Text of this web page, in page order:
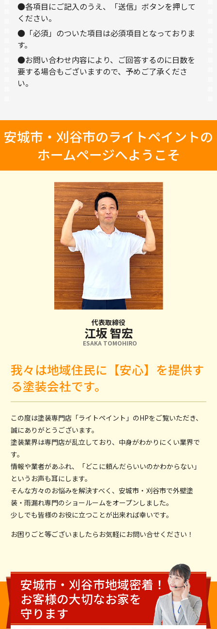
●各項目にご記入のうえ、「送信」ボタンを押して
ください。
●「必須」のついた項目は必須項目となっておりま
す。
●お問い合わせ内容により、ご回答するのに日数を
要する場合もございますので、予めご了承くださ
い。
安城市・刈谷市のライトペイントの
ホームページへようこそ
代表取締役
江坂 智宏
ESAKA TOMOHIRO
我々は地域住民に【安心】を提供す
る塗装会社です。
この度は塗装専門店「ライトペイント」のHPをご覧いただき、
誠にありがとうございます。
塗装業界は専門店が乱立しており、中身がわかりにくい業界で
す。
情報や業者があふれ、「どこに頼んだらいいのかわからない」
というお声も耳にします。
そんな方々のお悩みを解決すべく、安城市・刈谷市で外壁塗
装・雨漏れ専門のショールームをオープンしました。
少しでも皆様のお役に立つことが出来れば幸いです。
お困りごと等ございましたらお気軽にお問い合せください！
安城市・刈谷市地域密着！
お客様の大切なお家を
守ります